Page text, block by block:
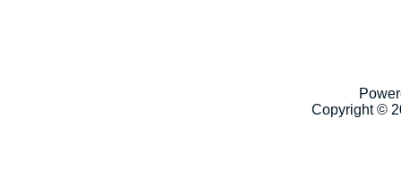
Copyright ©